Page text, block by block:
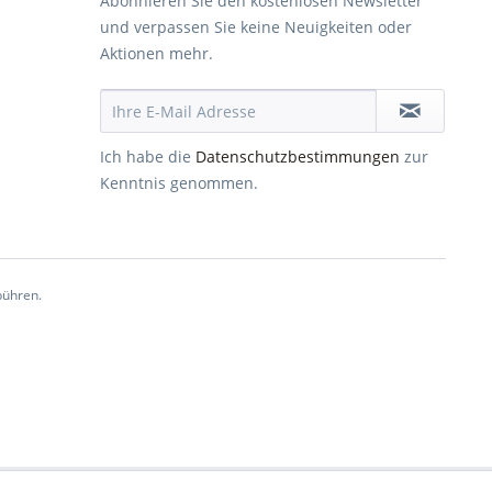
und verpassen Sie keine Neuigkeiten oder
Aktionen mehr.
Ich habe die Datenschutzbestimmungen zur
Kenntnis genommen.